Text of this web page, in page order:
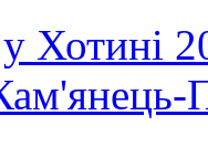
Хотині